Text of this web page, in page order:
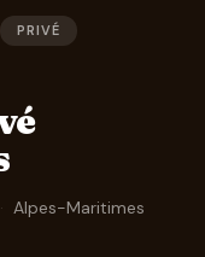
PRIVÉ
· Alpes-Maritimes